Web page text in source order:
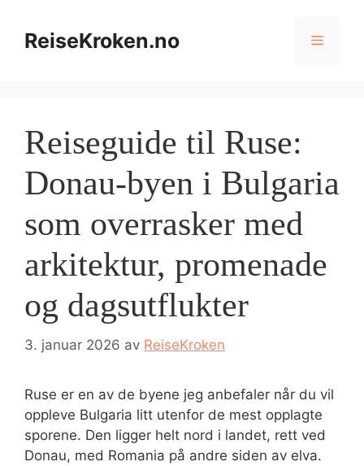
innholdReiseKroken.no Meny
Reiseguide til Ruse:
Donau-byen i Bulgaria
som overrasker med
arkitektur, promenade
og dagsutflukter
3. januar 2026 av ReiseKroken
Ruse er en av de byene jeg anbefaler når du vil
oppleve Bulgaria litt utenfor de mest opplagte
sporene. Den ligger helt nord i landet, rett ved
Donau, med Romania på andre siden av elva.